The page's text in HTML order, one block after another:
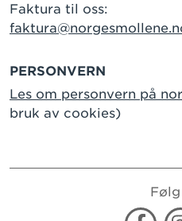
Faktura til oss:
PERSONVERN
Les om personvern på
bruk av cookies)